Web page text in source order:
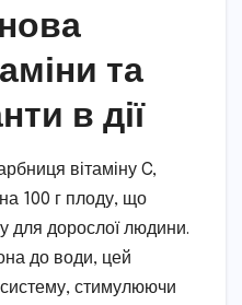
та
в дії
вітаміну C,
100 г плоду, що
для дорослої людини.
до води, цей
систему, стимулюючи